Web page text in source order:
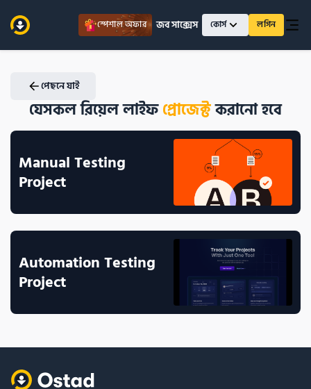
স্পেশাল অফার জব সাক্সেস কোর্স লগিন
পেছনে যাই
যেসকল রিয়েল লাইফপ্রোজেক্ট করানো হবে
Manual Testing
Automation Testing